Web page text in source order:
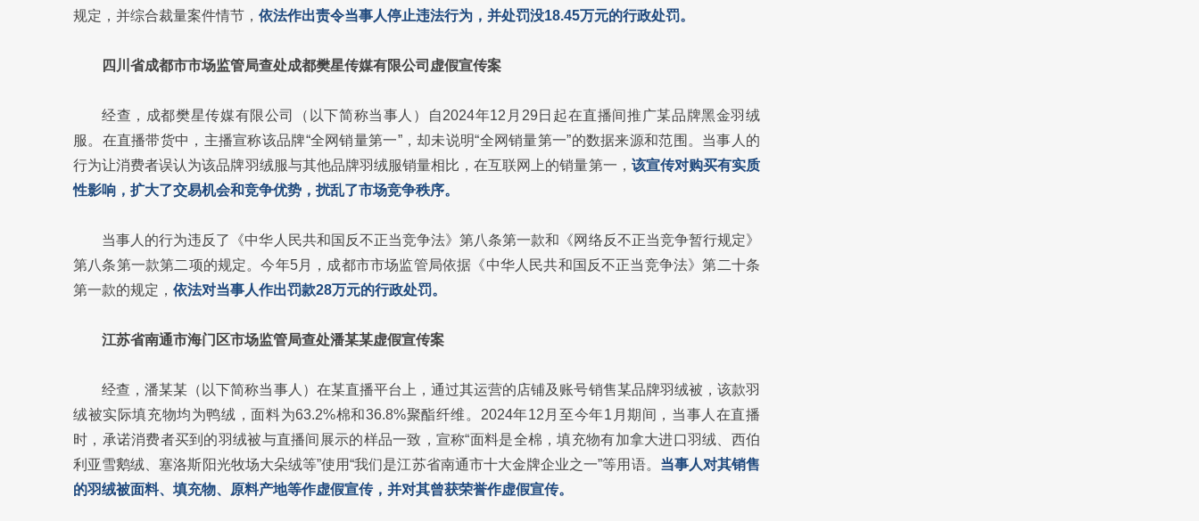
规定，并综合裁量案件情节， 依法作出责令当事人停止违法行为，并处罚没18.45万元的行政处罚。
四川省成都市市场监管局查处成都樊星传媒有限公司虚假宣传案
经查，成都樊星传媒有限公司（以下简称当事人）自2024年12月29日起在直播间推广某品牌黑金羽绒
服。在直播带货中，主播宣称该品牌“全网销量第一”，却未说明“全网销量第一”的数据来源和范围。当事人的
行为让消费者误认为该品牌羽绒服与其他品牌羽绒服销量相比，在互联网上的销量第一， 该宣传对购买有实质
性影响，扩大了交易机会和竞争优势，扰乱了市场竞争秩序。
当事人的行为违反了《中华人民共和国反不正当竞争法》第八条第一款和《网络反不正当竞争暂行规定》
第八条第一款第二项的规定。今年5月，成都市市场监管局依据《中华人民共和国反不正当竞争法》第二十条
第一款的规定， 依法对当事人作出罚款28万元的行政处罚。
江苏省南通市海门区市场监管局查处潘某某虚假宣传案
经查，潘某某（以下简称当事人）在某直播平台上，通过其运营的店铺及账号销售某品牌羽绒被，该款羽
绒被实际填充物均为鸭绒，面料为63.2%棉和36.8%聚酯纤维。2024年12月至今年1月期间，当事人在直播
时，承诺消费者买到的羽绒被与直播间展示的样品一致，宣称“面料是全棉，填充物有加拿大进口羽绒、西伯
利亚雪鹅绒、塞洛斯阳光牧场大朵绒等”使用“我们是江苏省南通市十大金牌企业之一”等用语。 当事人对其销售
的羽绒被面料、填充物、原料产地等作虚假宣传，并对其曾获荣誉作虚假宣传。